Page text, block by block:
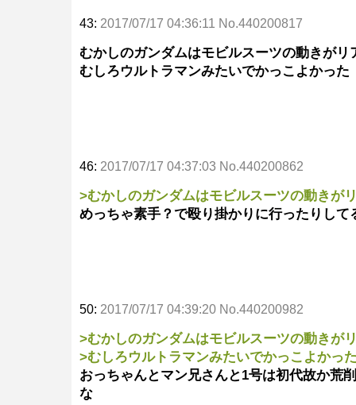
43: 2017/07/17 04:36:11 No.440200817
むかしのガンダムはモビルスーツの動きが
むしろウルトラマンみたいでかっこよかった
46: 2017/07/17 04:37:03 No.440200862
>むかしのガンダムはモビルスーツの動きが
めっちゃ素手？で殴り掛かりに行ったりして
50: 2017/07/17 04:39:20 No.440200982
>むかしのガンダムはモビルスーツの動きが
>むしろウルトラマンみたいでかっこよかっ
おっちゃんとマン兄さんと1号は初代故か荒
な